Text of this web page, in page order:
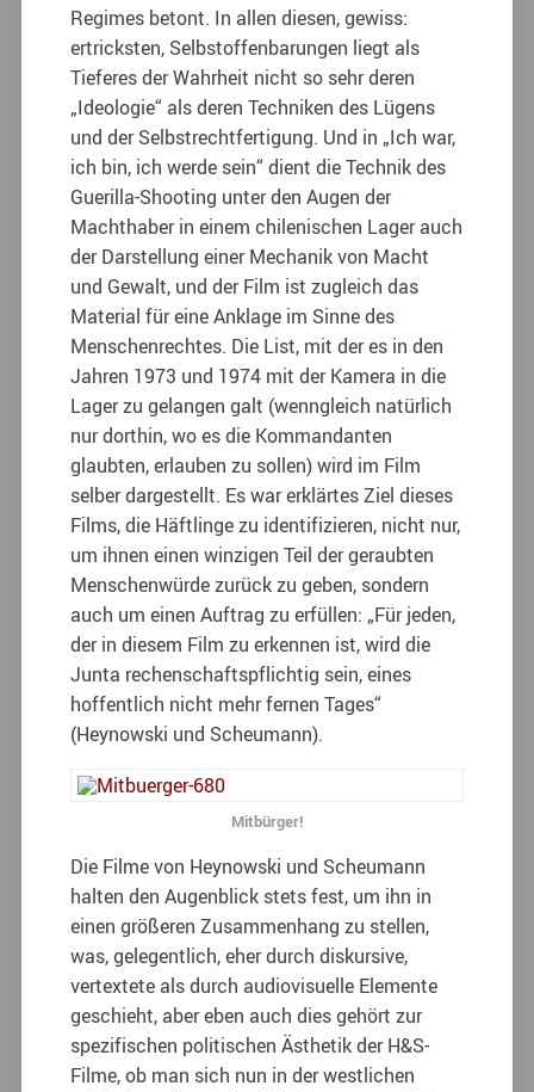
Regimes betont. In allen diesen, gewiss:
ertricksten, Selbstoffenbarungen liegt als
Tieferes der Wahrheit nicht so sehr deren
„Ideologie“ als deren Techniken des Lügens
und der Selbstrechtfertigung. Und in „Ich war,
ich bin, ich werde sein“ dient die Technik des
Guerilla-Shooting unter den Augen der
Machthaber in einem chilenischen Lager auch
der Darstellung einer Mechanik von Macht
und Gewalt, und der Film ist zugleich das
Material für eine Anklage im Sinne des
Menschenrechtes. Die List, mit der es in den
Jahren 1973 und 1974 mit der Kamera in die
Lager zu gelangen galt (wenngleich natürlich
nur dorthin, wo es die Kommandanten
glaubten, erlauben zu sollen) wird im Film
selber dargestellt. Es war erklärtes Ziel dieses
Films, die Häftlinge zu identifizieren, nicht nur,
um ihnen einen winzigen Teil der geraubten
Menschenwürde zurück zu geben, sondern
auch um einen Auftrag zu erfüllen: „Für jeden,
der in diesem Film zu erkennen ist, wird die
Junta rechenschaftspflichtig sein, eines
hoffentlich nicht mehr fernen Tages“
(Heynowski und Scheumann).
Mitbürger!
Die Filme von Heynowski und Scheumann
halten den Augenblick stets fest, um ihn in
einen größeren Zusammenhang zu stellen,
was, gelegentlich, eher durch diskursive,
vertextete als durch audiovisuelle Elemente
geschieht, aber eben auch dies gehört zur
spezifischen politischen Ästhetik der H&S-
Filme, ob man sich nun in der westlichen